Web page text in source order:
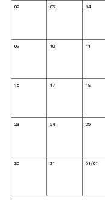
02 03 04
09 10 11
16 17 18
23 24 25
30 31 01/01